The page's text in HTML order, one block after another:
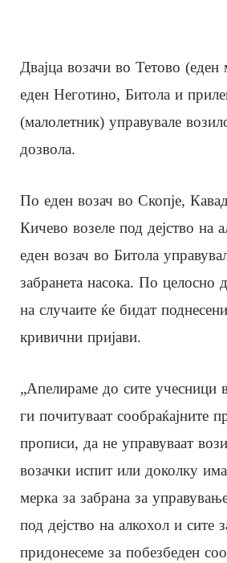
Двајца возачи во Тетово
еден Неготино, Битола и
(малолетник) управувале
дозвола.
По еден возач во Скопје,
Кичево возеле под дејство на
еден возач во Битола
забранета насока. По целосно
на случаите ќе бидат
кривични пријави.
„Апелираме до сите учесници
ги почитуваат сообраќајните
прописи, да не управуваат
возачки испит или доколку
мерка за забрана за
под дејство на алкохол и сите
придонесеме за побезбеден